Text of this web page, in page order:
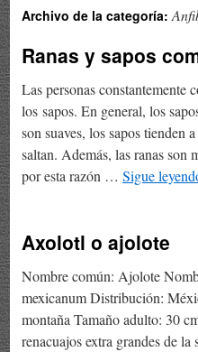
contenido
Archivo de la categoría:
Ranas y sapos
Las personas constantemente
los sapos. En general, los
son suaves, los sapos tienden
saltan. Además, las ranas son
por esta razón … Sigue
Axolotl o ajolote
Nombre común: Ajolote
mexicanum Distribución:
montaña Tamaño adulto: 30
renacuajos extra grandes de